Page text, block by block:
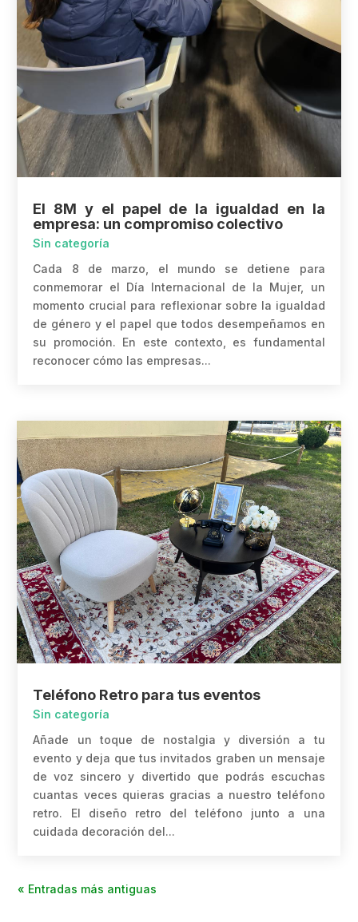
El 8M y el papel de la igualdad en la
empresa: un compromiso colectivo
Sin categoría
Cada 8 de marzo, el mundo se detiene para
conmemorar el Día Internacional de la Mujer, un
momento crucial para reflexionar sobre la igualdad
de género y el papel que todos desempeñamos en
su promoción. En este contexto, es fundamental
reconocer cómo las empresas...
Teléfono Retro para tus eventos
Sin categoría
Añade un toque de nostalgia y diversión a tu
evento y deja que tus invitados graben un mensaje
de voz sincero y divertido que podrás escuchas
cuantas veces quieras gracias a nuestro teléfono
retro. El diseño retro del teléfono junto a una
cuidada decoración del...
« Entradas más antiguas